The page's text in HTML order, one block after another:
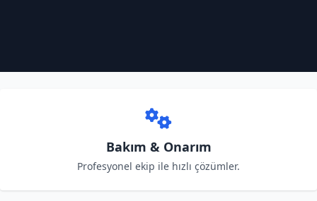
Bakım & Onarım
Profesyonel ekip ile hızlı çözümler.